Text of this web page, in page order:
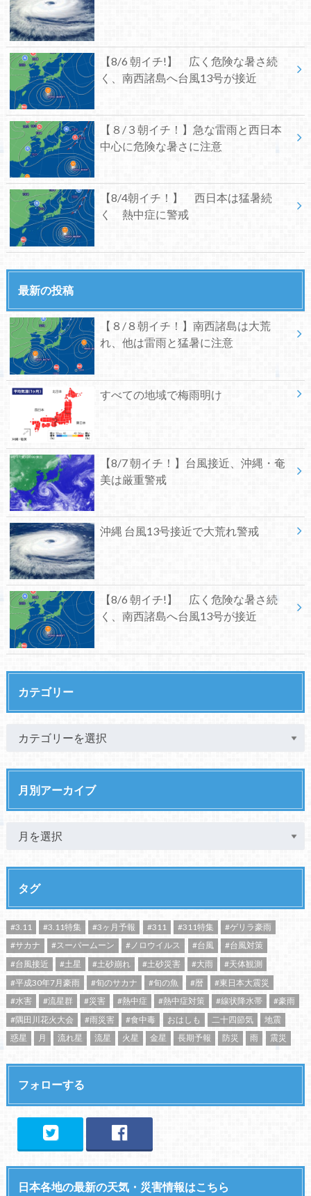
【8/6 朝イチ!】 広く危険な暑さ続
く、南西諸島へ台風13号が接近
【８/３朝イチ！】急な雷雨と西日本
中心に危険な暑さに注意
【8/4朝イチ！】 西日本は猛暑続
く 熱中症に警戒
最新の投稿
【８/８朝イチ！】南西諸島は大荒
れ、他は雷雨と猛暑に注意
すべての地域で梅雨明け
【8/7 朝イチ！】台風接近、沖縄・奄
美は厳重警戒
沖縄 台風13号接近で大荒れ警戒
【8/6 朝イチ!】 広く危険な暑さ続
く、南西諸島へ台風13号が接近
カテゴリー
月別アーカイブ
タグ
#3.11 #3.11特集 #3ヶ月予報 #311 #311特集
#ゲリラ豪雨
#サカナ
#スーパームーン #ノロウイルス #台風
#台風対策
#台風接近
#土星 #土砂崩れ #土砂災害 #大雨
#天体観測
#平成30年7月豪雨
#旬のサカナ #旬の魚 #暦
#東日本大震災
#水害
#流星群 #災害 #熱中症 #熱中症対策 #線状降水帯
#豪雨
#隅田川花火大会
#雨災害 #食中毒 おはしも 二十四節気
地震
惑星
月 流れ星 流星 火星 金星 長期予報 防災 雨 震災
フォローする
日本各地の最新の天気・災害情報はこちら